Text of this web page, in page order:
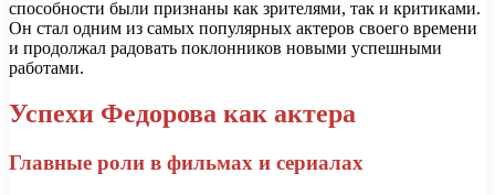
способности были признаны как зрителями, так и критиками.
Он стал одним из самых популярных актеров своего времени
и продолжал радовать поклонников новыми успешными
работами.
Успехи Федорова как актера
Главные роли в фильмах и сериалах